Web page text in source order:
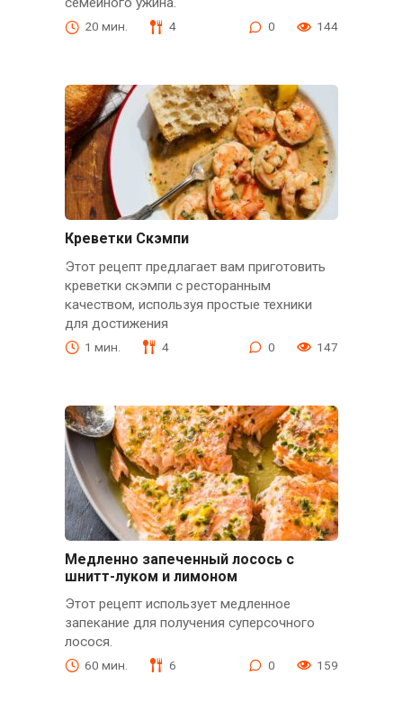
20 мин. 4 0 144
Креветки Скэмпи
Этот рецепт предлагает вам приготовить
креветки скэмпи с ресторанным
качеством, используя простые техники
для достижения
1 мин. 4 0 147
Медленно запеченный лосось с
шнитт-луком и лимоном
Этот рецепт использует медленное
запекание для получения суперсочного
лосося.
60 мин. 6 0 159